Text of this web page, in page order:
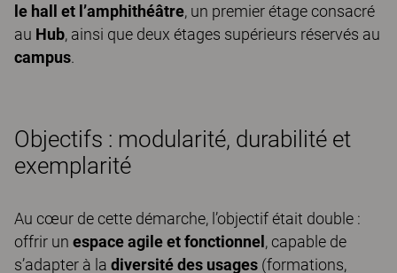
le hall et l’amphithéâtre, un premier étage consacré
au Hub, ainsi que deux étages supérieurs réservés au
campus.
Objectifs : modularité, durabilité et
exemplarité
Au cœur de cette démarche, l’objectif était double :
offrir un espace agile et fonctionnel, capable de
s’adapter à la diversité des usages (formations,